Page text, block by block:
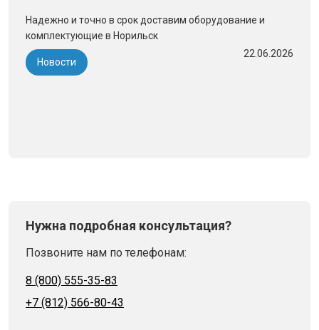
Надежно и точно в срок доставим оборудование и
комплектующие в Норильск
Новости
22.06.2026
Нужна подробная консультация?
Позвоните нам по телефонам:
8 (800) 555-35-83
+7 (812) 566-80-43